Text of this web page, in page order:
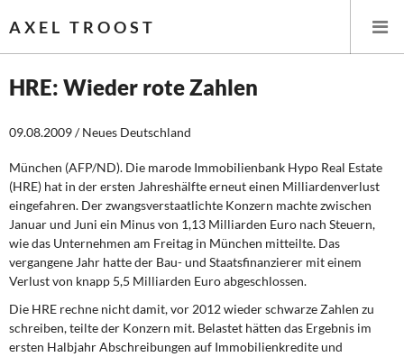
AXEL TROOST
Themen
Leitlinien linker Wirtschafts- und Finanzpolitik
Wirtschaftspolitik
Steuer- und Finanzpolitik
Öffentliche Infrastruktur und Daseinsvorsorge
HRE: Wieder rote Zahlen
09.08.2009 / Neues Deutschland
München (AFP/ND). Die marode Immobilienbank Hypo Real Estate
(HRE) hat in der ersten Jahreshälfte erneut einen Milliardenverlust
eingefahren. Der zwangsverstaatlichte Konzern machte zwischen
Januar und Juni ein Minus von 1,13 Milliarden Euro nach Steuern,
wie das Unternehmen am Freitag in München mitteilte. Das
vergangene Jahr hatte der Bau- und Staatsfinanzierer mit einem
Verlust von knapp 5,5 Milliarden Euro abgeschlossen.
Die HRE rechne nicht damit, vor 2012 wieder schwarze Zahlen zu
schreiben, teilte der Konzern mit. Belastet hätten das Ergebnis im
ersten Halbjahr Abschreibungen auf Immobilienkredite und